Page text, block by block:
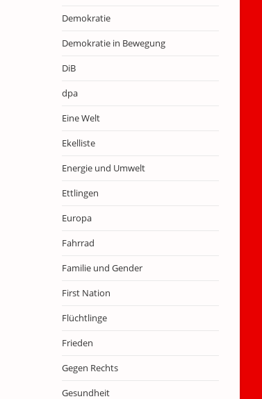
Demokratie
Demokratie in Bewegung
DiB
dpa
Eine Welt
Ekelliste
Energie und Umwelt
Ettlingen
Europa
Fahrrad
Familie und Gender
First Nation
Flüchtlinge
Frieden
Gegen Rechts
Gesundheit